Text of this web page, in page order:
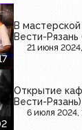
В
Вести-Рязань
21 июня
Открытие
Вести-Рязань)
6 июля 2024,